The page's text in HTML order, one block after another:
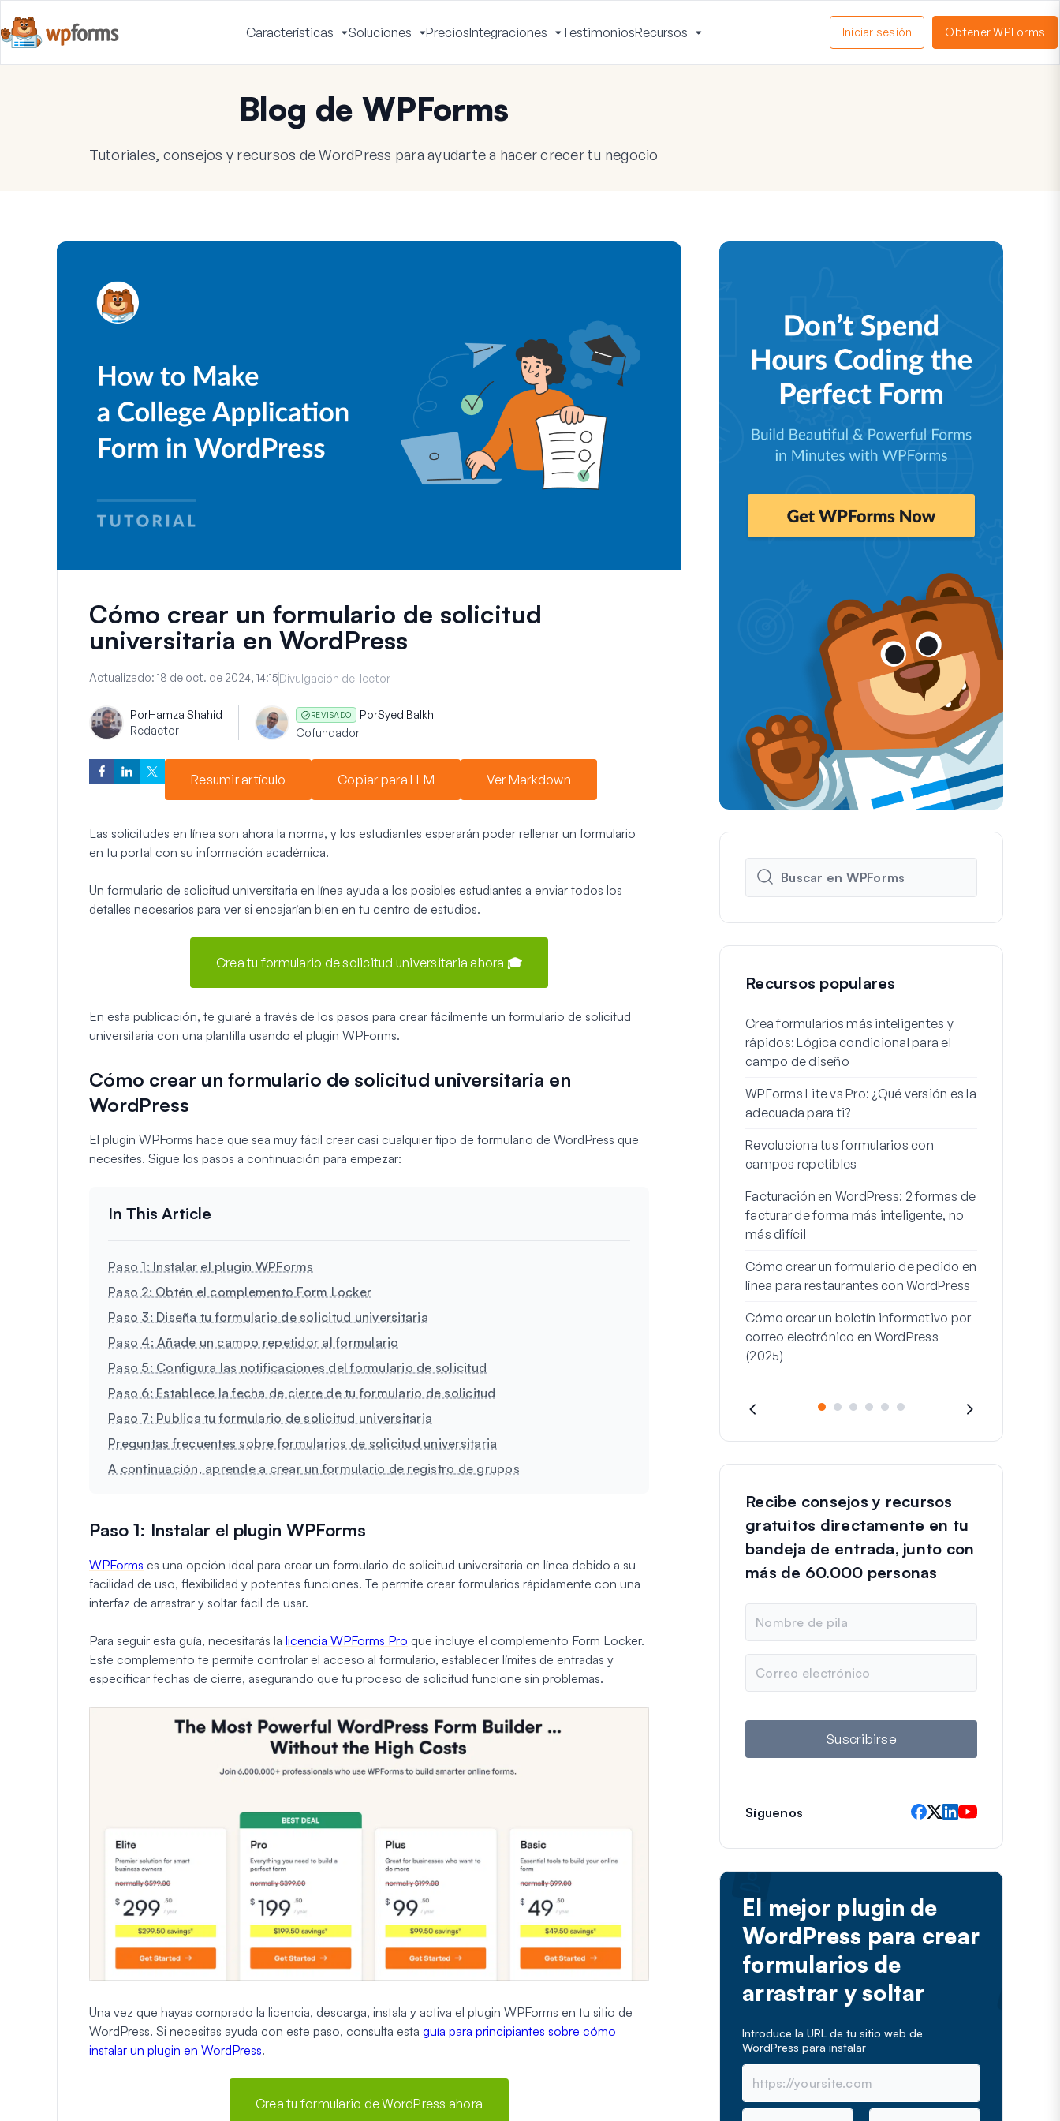
Características
Activar
menú
Soluciones
Activar
menú
PreciosIntegraciones
Activar
menú
TestimoniosRecursos
menú
Iniciar sesión Obtener WPForms
Blog de WPForms
Tutoriales, consejos y recursos de WordPress para ayudarte a hacer crecer tu negocio
Cómo crear un formulario de solicitud
universitaria en WordPress
Actualizado: 18 de oct. de 2024, 14:15Divulgación del lector
PorHamza Shahid
Redactor
REVISADO PorSyed Balkhi
Cofundador
Resumir artículo Copiar para LLM Ver Markdown
Las solicitudes en línea son ahora la norma, y los estudiantes esperarán poder rellenar un formulario
en tu portal con su información académica.
Un formulario de solicitud universitaria en línea ayuda a los posibles estudiantes a enviar todos los
detalles necesarios para ver si encajarían bien en tu centro de estudios.
Crea tu formulario de solicitud universitaria ahora 🎓
En esta publicación, te guiaré a través de los pasos para crear fácilmente un formulario de solicitud
universitaria con una plantilla usando el plugin WPForms.
Cómo crear un formulario de solicitud universitaria en
WordPress
El plugin WPForms hace que sea muy fácil crear casi cualquier tipo de formulario de WordPress que
necesites. Sigue los pasos a continuación para empezar:
Paso 1: Instalar el plugin WPForms
Paso 2: Obtén el complemento Form Locker
Paso 3: Diseña tu formulario de solicitud universitaria
Paso 4: Añade un campo repetidor al formulario
Paso 5: Configura las notificaciones del formulario de solicitud
Paso 6: Establece la fecha de cierre de tu formulario de solicitud
Paso 7: Publica tu formulario de solicitud universitaria
Preguntas frecuentes sobre formularios de solicitud universitaria
A continuación, aprende a crear un formulario de registro de grupos
Paso 1: Instalar el plugin WPForms
WPForms es una opción ideal para crear un formulario de solicitud universitaria en línea debido a su
facilidad de uso, flexibilidad y potentes funciones. Te permite crear formularios rápidamente con una
interfaz de arrastrar y soltar fácil de usar.
Para seguir esta guía, necesitarás la licencia WPForms Pro que incluye el complemento Form Locker.
Este complemento te permite controlar el acceso al formulario, establecer límites de entradas y
especificar fechas de cierre, asegurando que tu proceso de solicitud funcione sin problemas.
Una vez que hayas comprado la licencia, descarga, instala y activa el plugin WPForms en tu sitio de
WordPress. Si necesitas ayuda con este paso, consulta esta guía para principiantes sobre cómo
instalar un plugin en WordPress.
Crea tu formulario de WordPress ahora
Recursos populares
Crea formularios más inteligentes y
rápidos: Lógica condicional para el
campo de diseño
WPForms Lite vs Pro: ¿Qué versión es la
adecuada para ti?
Revoluciona tus formularios con
campos repetibles
Facturación en WordPress: 2 formas de
facturar de forma más inteligente, no
más difícil
Cómo crear un formulario de pedido en
línea para restaurantes con WordPress
Cómo crear un boletín informativo por
correo electrónico en WordPress
(2025)
Recibe consejos y recursos
gratuitos directamente en tu
bandeja de entrada, junto con
más de 60.000 personas
m
b
r
e
t
i
o
Suscribirse
Síguenos
El mejor plugin de
WordPress para crear
formularios de
arrastrar y soltar
Introduce la URL de tu sitio web de
WordPress para instalar
N
C